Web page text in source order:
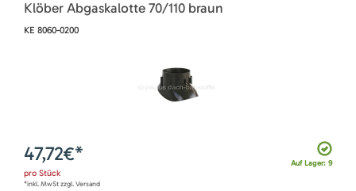
Klöber Abgaskalotte 70/110 braun
KE 8060-0200
Auf Lager: 9
47,72€*
pro Stück
*inkl. MwSt zzgl. Versand